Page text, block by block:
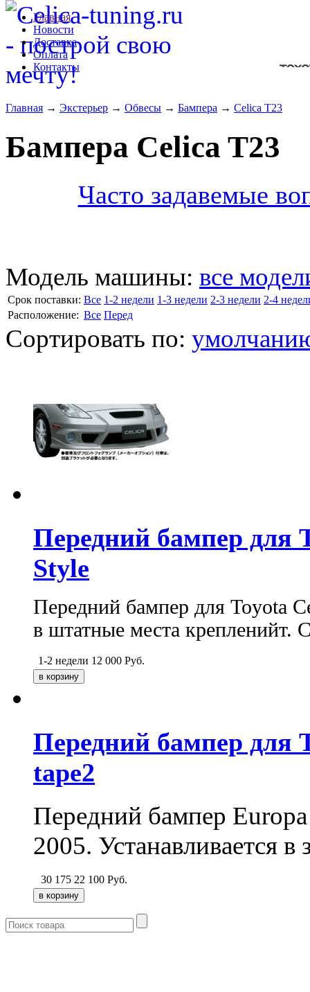
Главная
Новости
Доставка
Оплата
Контакты
Главная → Экстерьер → Обвесы → Бампера → Celica T23
Бампера Celica T23
Часто задавемые
Модель машины: все
Cрок поставки: Все 1-2 недели 1-3 недели 2-3 недели 2-4
Расположение: Все Перед
Сортировать по:
Передний бампер для
Style
Передний бампер для Toyota
в штатные места крепленийт.
1-2 недели 12 000 Руб.
Передний бампер для
tape2
Передний бампер
2005. Устанавливается в
30 175 22 100 Руб.